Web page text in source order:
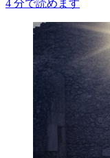
4 分で読めます